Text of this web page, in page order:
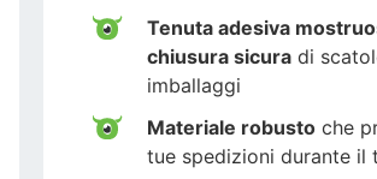
Tenuta adesiva
chiusura sicura di
imballaggi
Materiale robusto che
tue spedizioni durante il